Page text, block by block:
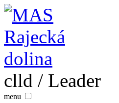
clld / Leader
menu